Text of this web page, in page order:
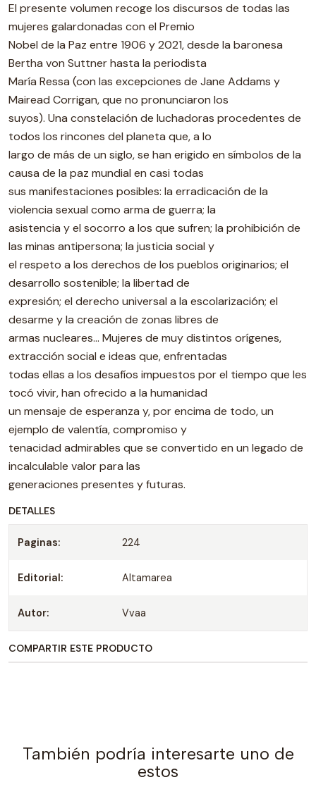
El presente volumen recoge los discursos de todas las
mujeres galardonadas con el Premio
Nobel de la Paz entre 1906 y 2021, desde la baronesa
Bertha von Suttner hasta la periodista
María Ressa (con las excepciones de Jane Addams y
Mairead Corrigan, que no pronunciaron los
suyos). Una constelación de luchadoras procedentes de
todos los rincones del planeta que, a lo
largo de más de un siglo, se han erigido en símbolos de la
causa de la paz mundial en casi todas
sus manifestaciones posibles: la erradicación de la
violencia sexual como arma de guerra; la
asistencia y el socorro a los que sufren; la prohibición de
las minas antipersona; la justicia social y
el respeto a los derechos de los pueblos originarios; el
desarrollo sostenible; la libertad de
expresión; el derecho universal a la escolarización; el
desarme y la creación de zonas libres de
armas nucleares... Mujeres de muy distintos orígenes,
extracción social e ideas que, enfrentadas
todas ellas a los desafíos impuestos por el tiempo que les
tocó vivir, han ofrecido a la humanidad
un mensaje de esperanza y, por encima de todo, un
ejemplo de valentía, compromiso y
tenacidad admirables que se convertido en un legado de
incalculable valor para las
generaciones presentes y futuras.
DETALLES
Paginas: 224
Editorial: Altamarea
Autor: Vvaa
COMPARTIR ESTE PRODUCTO
También podría interesarte uno de
estos